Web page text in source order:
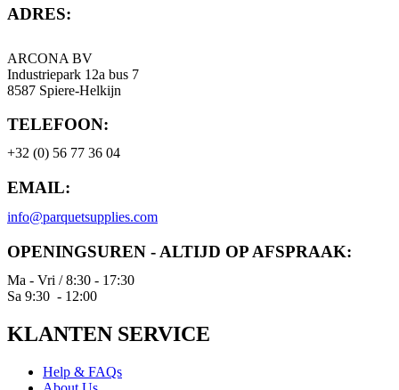
ADRES:
ARCONA BV
Industriepark 12a bus 7
8587 Spiere-Helkijn
TELEFOON:
+32 (0) 56 77 36 04
EMAIL:
info@parquetsupplies.com
OPENINGSUREN - ALTIJD OP AFSPRAAK:
Ma - Vri / 8:30 - 17:30
Sa 9:30 - 12:00
KLANTEN SERVICE
Help & FAQs